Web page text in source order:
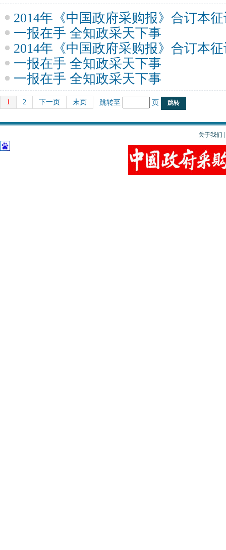
2014年《中国政府采购报》合订本
一报在手 全知政采天下事
2014年《中国政府采购报》合订本
一报在手 全知政采天下事
一报在手 全知政采天下事
1 2 下一页 末页 跳转至 页
关于我们